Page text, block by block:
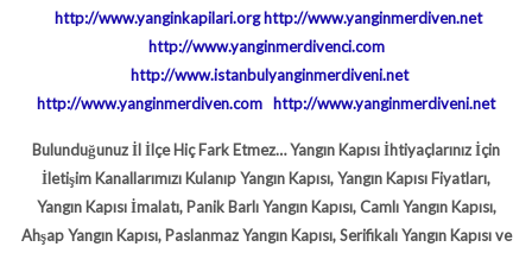
http://www.yanginkapilari.org http://www.yanginmerdiven.net
http://www.yanginmerdivenci.com
http://www.istanbulyanginmerdiveni.net
http://www.yanginmerdiven.com
http://www.yanginmerdiveni.net
Bulunduğunuz İl İlçe Hiç Fark Etmez… Yangın Kapısı İhtiyaçlarınız İçin
İletişim Kanallarımızı Kulanıp Yangın Kapısı, Yangın Kapısı Fiyatları,
Yangın Kapısı İmalatı, Panik Barlı Yangın Kapısı, Camlı Yangın Kapısı,
Ahşap Yangın Kapısı, Paslanmaz Yangın Kapısı, Serifikalı Yangın Kapısı ve